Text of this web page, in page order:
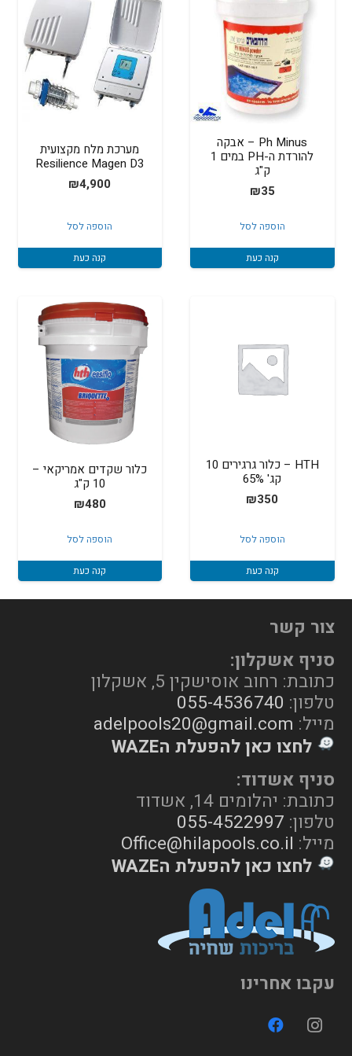
Ph Minus – אבקה
להורדת ה-PH במים 1
ק"ג
₪35
הוספה לסל
קנה כעת
מערכת מלח מקצועית
Resilience Magen D3
₪4,900
הוספה לסל
קנה כעת
HTH – כלור גרגירים 10
קג' 65%
₪350
הוספה לסל
קנה כעת
כלור שקדים אמריקאי –
10 ק"ג
₪480
הוספה לסל
קנה כעת
צור קשר
סניף אשקלון:
כתובת: רחוב אוסישקין 5, אשקלון
טלפון: 055-4536740
מייל: adelpools20@gmail.com
לחצו כאן להפעלת הWAZE
סניף אשדוד:
כתובת: יהלומים 14, אשדוד
טלפון: 055-4522997
מייל: Office@hilapools.co.il
לחצו כאן להפעלת הWAZE
עקבו אחרינו